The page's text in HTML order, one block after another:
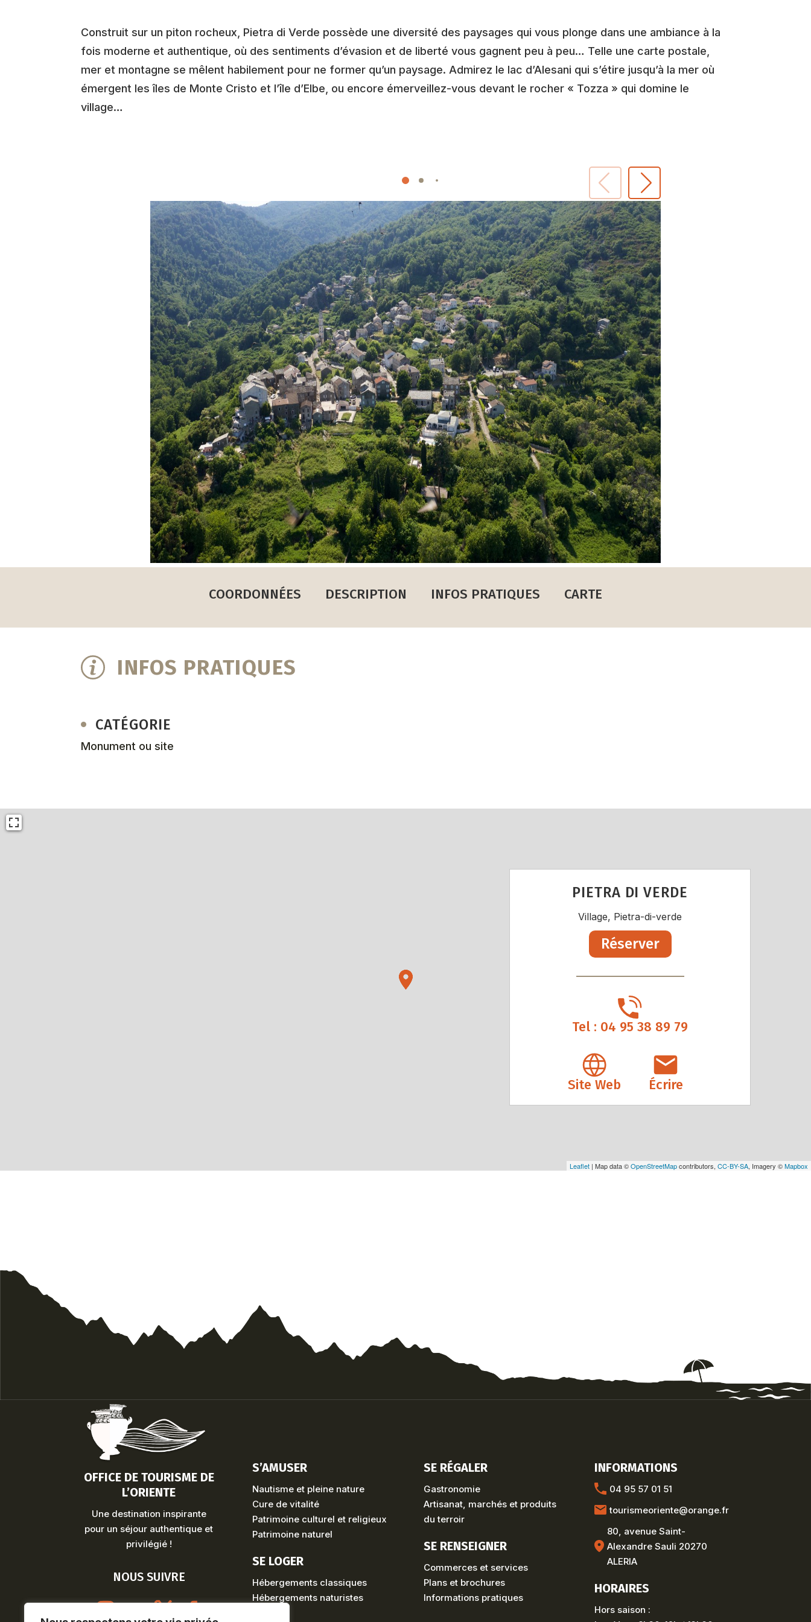
Construit sur un piton rocheux, Pietra di Verde possède une diversité des paysages qui vous plonge dans une ambiance à la
fois moderne et authentique, où des sentiments d’évasion et de liberté vous gagnent peu à peu… Telle une carte postale,
mer et montagne se mêlent habilement pour ne former qu’un paysage. Admirez le lac d’Alesani qui s’étire jusqu’à la mer où
émergent les îles de Monte Cristo et l’île d’Elbe, ou encore émerveillez-vous devant le rocher « Tozza » qui domine le
village…
COORDONNÉES DESCRIPTION INFOS PRATIQUES CARTE
INFOS PRATIQUES
CATÉGORIE
Monument ou site
Leaflet | Map data ©OpenStreetMapcontributors, CC-BY-SA, Imagery ©Mapbox
PIETRA DI VERDE
Village, Pietra-di-verde
Réserver
Tel : 04 95 38 89 79
Site Web Écrire
OFFICE DE TOURISME DE
L’ORIENTE
Une destination inspirante
pour un séjour authentique et
privilégié !
NOUS SUIVRE
S’AMUSER
Nautisme et pleine nature
Cure de vitalité
Patrimoine culturel et religieux
Patrimoine naturel
SE LOGER
Hébergements classiques
Hébergements naturistes
SE RÉGALER
Gastronomie
Artisanat, marchés et produits
du terroir
SE RENSEIGNER
Commerces et services
Plans et brochures
Informations pratiques
INFORMATIONS
04 95 57 01 51
tourismeoriente@orange.fr
80, avenue Saint-
Alexandre Sauli 20270
ALERIA
HORAIRES
Hors saison :